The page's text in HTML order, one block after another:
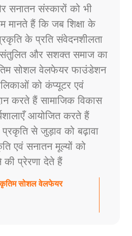
सनातन संस्कारों को भी
मानते हैं कि जब शिक्षा के
के प्रति संवेदनशीलता
और सशक्त समाज का
सोशल वेलफेयर फाउंडेशन
को कंप्यूटर एवं
करते हैं सामाजिक विकास
आयोजित करते हैं
प्रकृति से जुड़ाव को बढ़ावा
एवं सनातन मूल्यों को
प्रेरणा देते हैं
सोशल वेलफेयर